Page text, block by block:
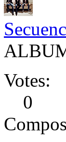
Votes:
0